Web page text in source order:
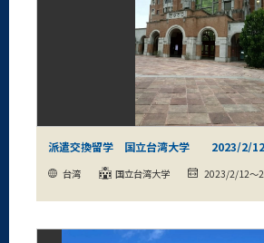
派遣交換留学 国立台湾大学 2023/2/
台湾 国立台湾大学 2023/2/12～